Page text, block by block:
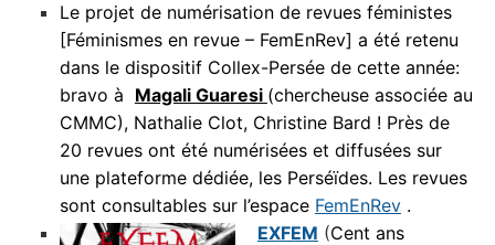
Le projet de numérisation de revues féministes
[Féminismes en revue – FemEnRev] a été retenu
dans le dispositif Collex-Persée de cette année:
bravo à Magali Guaresi (chercheuse associée au
CMMC), Nathalie Clot, Christine Bard ! Près de
20 revues ont été numérisées et diffusées sur
une plateforme dédiée, les Perséïdes. Les revues
sont consultables sur l’espace FemEnRev.
EXFEM (Cent ans